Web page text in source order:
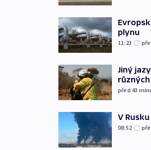
plynu
11:23
Jiný
před 43
V
08:52